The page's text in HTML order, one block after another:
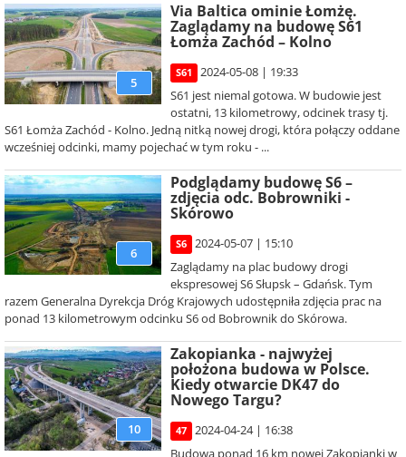
5
Via Baltica ominie Łomżę.
Zaglądamy na budowę S61
Łomża Zachód – Kolno
S61
2024-05-08 | 19:33
S61 jest niemal gotowa. W budowie jest
ostatni, 13 kilometrowy, odcinek trasy tj.
S61 Łomża Zachód - Kolno. Jedną nitką nowej drogi, która połączy oddane
wcześniej odcinki, mamy pojechać w tym roku - ...
6
Podglądamy budowę S6 –
zdjęcia odc. Bobrowniki -
Skórowo
S6
2024-05-07 | 15:10
Zaglądamy na plac budowy drogi
ekspresowej S6 Słupsk – Gdańsk. Tym
razem Generalna Dyrekcja Dróg Krajowych udostępniła zdjęcia prac na
ponad 13 kilometrowym odcinku S6 od Bobrownik do Skórowa.
10
Zakopianka - najwyżej
położona budowa w Polsce.
Kiedy otwarcie DK47 do
Nowego Targu?
47
2024-04-24 | 16:38
Budowa ponad 16 km nowej Zakopianki w